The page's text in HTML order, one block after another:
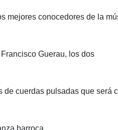
mejores conocedores de la
Guerau, los dos
de cuerdas pulsadas que será